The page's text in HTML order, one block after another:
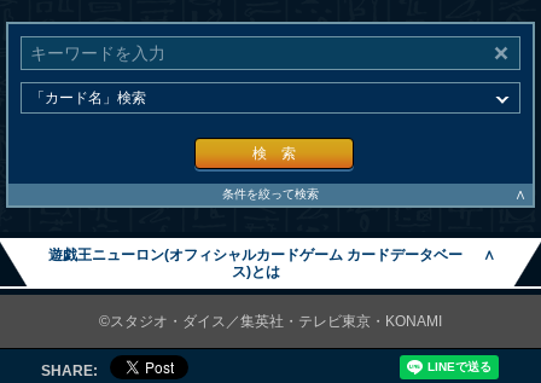
検 索
条件を絞って検索 ∧
遊戯王ニューロン(オフィシャルカードゲーム カードデータベー
ス)とは
∧
©スタジオ・ダイス／集英社・テレビ東京・KONAMI
SHARE: